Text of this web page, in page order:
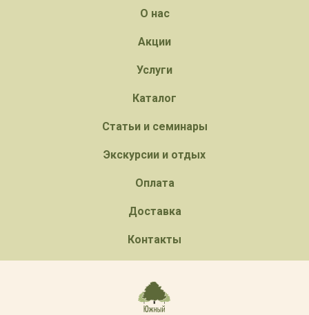
О нас
Акции
Услуги
Каталог
Статьи и семинары
Экскурсии и отдых
Оплата
Доставка
Контакты